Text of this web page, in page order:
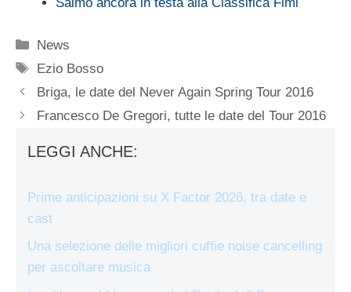
Categorie
News
Tag
Ezio Bosso
Briga, le date del Never Again Spring Tour 2016
Francesco De Gregori, tutte le date del Tour 2016
LEGGI ANCHE:
Prime anticipazioni su X Factor 2026, tra date e
cast
Una selezione delle migliori cuffie noise cancelling
per ascoltare musica